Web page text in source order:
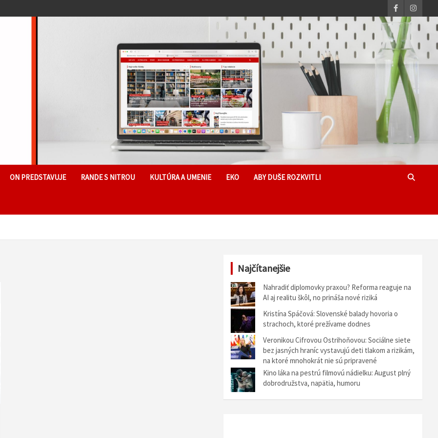
ON PREDSTAVUJE RANDE S NITROU KULTÚRA A UMENIE EKO ABY DUŠE ROZKVITLI
Najčítanejšie
Nahradiť diplomovky praxou? Reforma reaguje na
AI aj realitu škôl, no prináša nové riziká
Kristína Spáčová: Slovenské balady hovoria o
strachoch, ktoré prežívame dodnes
Veronikou Cifrovou Ostrihoňovou: Sociálne siete
bez jasných hraníc vystavujú deti tlakom a rizikám,
na ktoré mnohokrát nie sú pripravené
Kino láka na pestrú filmovú nádielku: August plný
dobrodružstva, napätia, humoru